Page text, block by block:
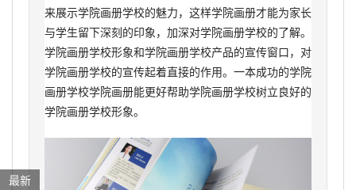
来展示学院画册学校的魅力，这样学院画册才能为家长
与学生留下深刻的印象，加深对学院画册学校的了解。
学院画册学校形象和学院画册学校产品的宣传窗口，对
学院画册学校的宣传起着直接的作用。一本成功的学院
画册学校学院画册能更好帮助学院画册学校树立良好的
学院画册学校形象。
最新